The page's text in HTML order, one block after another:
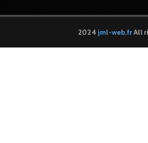
2024 jml-web.frAll